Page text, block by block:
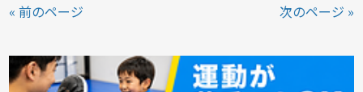
« 前のページ 次のページ »